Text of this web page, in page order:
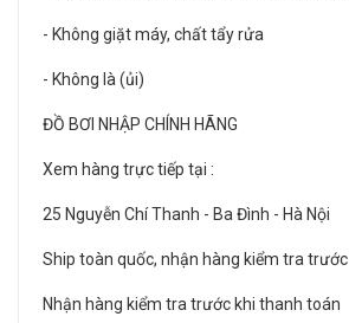
- Không giặt máy, chất tẩy rửa
- Không là (ủi)
ĐỒ BƠI NHẬP CHÍNH HÃNG
Xem hàng trực tiếp tại :
25 Nguyễn Chí Thanh - Ba Đình - Hà Nội
Ship toàn quốc, nhận hàng kiểm tra trước
Nhận hàng kiểm tra trước khi thanh toán